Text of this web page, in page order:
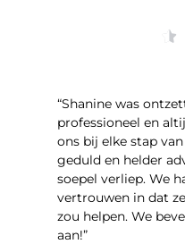
“Shanine was
professioneel en
ons bij elke stap
geduld en helder
soepel verliep. We
vertrouwen in dat
zou helpen. We
aan!”